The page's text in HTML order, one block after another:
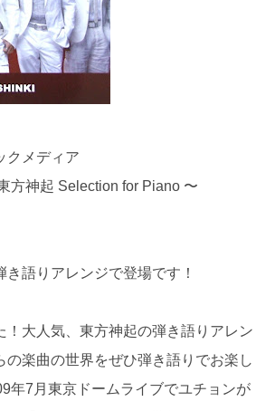
クメディア
方神起 Selection for Piano 〜
語りアレンジで登場です！
！大人気、東方神起の弾き語りアレン
の楽曲の世界をぜひ弾き語りでお楽し
年7月東京ドームライブでユチョンが